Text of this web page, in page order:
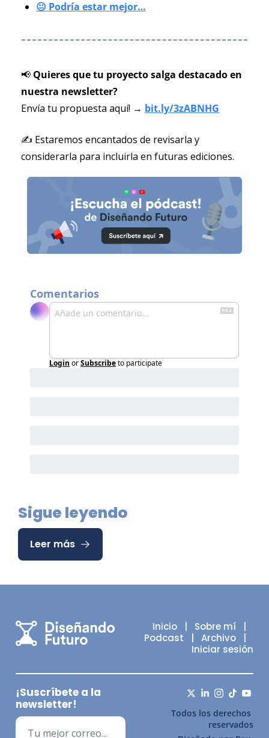
😐 Podría estar mejor…
📢 Quieres que tu proyecto salga destacado en
nuestra newsletter?
Envía tu propuesta aquí! → bit.ly/3zABNHG
✍️ Estaremos encantados de revisarla y
considerarla para incluirla en futuras ediciones.
Comentarios
Login orSubscribeto participate
Sigue leyendo
Leer más
Inicio
   |
Sobre mí
   |
Podcast
Archivo
   |
Iniciar sesión
¡Suscríbete a la
newsletter!
Todos los derechos
reservados